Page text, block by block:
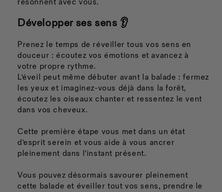
résonnent avec vous.
Développer ses sens 👂
Prenez le temps de réveiller tous vos sens en
douceur : écoutez vos émotions et avancez à
votre propre rythme.
L'éveil peut même débuter avant la balade : fermez
les yeux et imaginez-vous déjà dans la forêt,
écoutez les oiseaux chanter et ressentez le vent
dans vos cheveux.
Cette première étape vous met dans un état
d'esprit serein et vous aide à vous ancrer
pleinement dans l'instant présent.
Vous pouvez désormais savourer pleinement
cette balade et éveiller tout vos sens, prendre le